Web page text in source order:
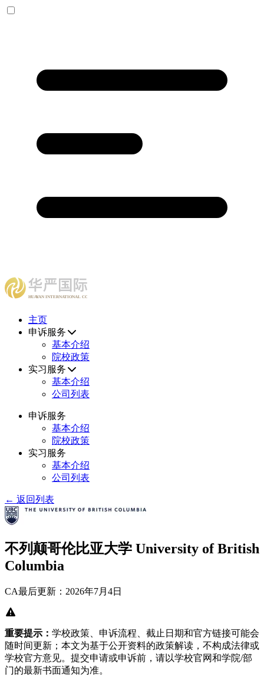
HUAYAN INTERNATIONAL CONSULTING CENTER
主页
申诉服务
基本介绍
院校政策
实习服务
基本介绍
公司列表
申诉服务
基本介绍
院校政策
实习服务
基本介绍
公司列表
← 返回列表
不列颠哥伦比亚大学 University of British
Columbia
CA最后更新：2026年7月4日
重要提示： 学校政策、申诉流程、截止日期和官方链接可能会
随时间更新；本文为基于公开资料的政策解读，不构成法律或
学校官方意见。提交申请或申诉前，请以学校官网和学院/部
门的最新书面通知为准。